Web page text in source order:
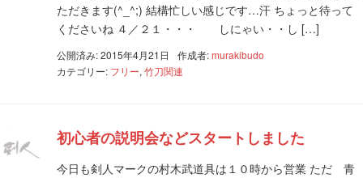
ただきます(^_^;) 結構忙しい感じです…汗 ちょっと待って
くださいね ４／２１・・・ しにゃい・・し […]
公開済み: 2015年4月21日 作成者:murakibudo
カテゴリー: フリー, 竹刀関連
初心者の説明会などスタートしました
今日も剣人マークの村木武道具は１０時から営業 ただ 青